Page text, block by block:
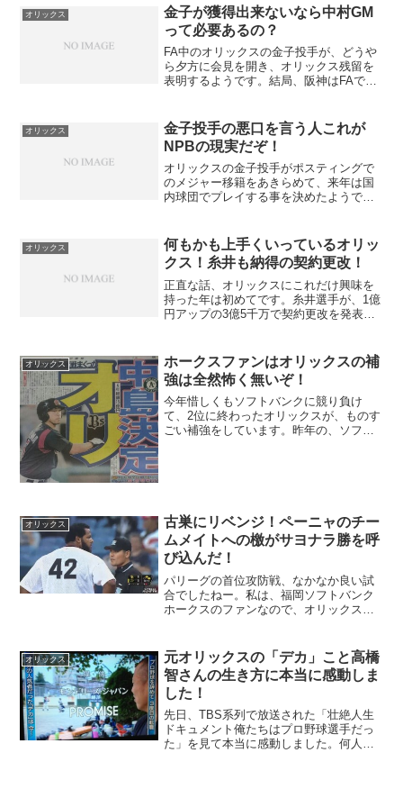
オリックス
金子が獲得出来ないなら中村GM
って必要あるの？
FA中のオリックスの金子投手が、どうや
ら夕方に会見を開き、オリックス残留を
表明するようです。結局、阪神はFAでの
中村GMって必要ないですね。
オリックス
金子投手の悪口を言う人これが
NPBの現実だぞ！
オリックスの金子投手がポスティングで
のメジャー移籍をあきらめて、来年は国
内球団でプレイする事を決めたようで
ダメな事だと思っていました。
オリックス
何もかも上手くいっているオリッ
クス！糸井も納得の契約更改！
正直な話、オリックスにこれだけ興味を
持った年は初めてです。糸井選手が、1億
円アップの3億5千万で契約更改を発表し
本一の外野手なので当然と言えば当然な
のですが、オリック...
オリックス
ホークスファンはオリックスの補
強は全然怖く無いぞ！
今年惜しくもソフトバンクに競り負け
て、2位に終わったオリックスが、ものす
ごい補強をしています。昨年の、ソフト
オリックス
古巣にリベンジ！ペーニャのチー
ムメイトへの檄がサヨナラ勝を呼
び込んだ！
パリーグの首位攻防戦、なかなか良い試
合でしたねー。私は、福岡ソフトバンク
ホークスのファンなので、オリックスに
ニャにしてやられました。ペーニャと言
えば、昨年まで、我がホー...
オリックス
元オリックスの「デカ」こと高橋
智さんの生き方に本当に感動しま
した！
先日、TBS系列で放送された「壮絶人生
ドキュメント俺たちはプロ野球選手だっ
た」を見て本当に感動しました。何人か